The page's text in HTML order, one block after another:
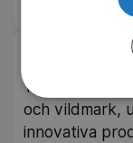
Tareq
Tareq Taylor
och vildmark,
innovativa